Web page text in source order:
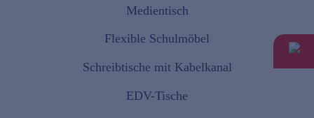
Medientisch
Flexible Schulmöbel
Schreibtische mit Kabelkanal
EDV-Tische